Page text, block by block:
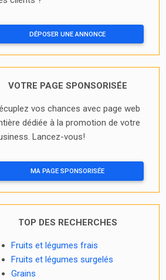
DÉPOSER UNE ANNONCE
VOTRE PAGE SPONSORISÉE
vos chances avec page web
dédiée à la promotion de votre
Lancez-vous!
MA PAGE SPONSORISÉE
TOP DES RECHERCHES
Fruits et légumes frais
Fruits et légumes surgelés
Grains